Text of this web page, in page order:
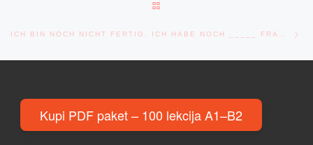
ICH BIN NOCH NICHT FERTIG, ICH HABE NOCH _____ FRAGEN.
Kupi PDF paket – 100 lekcija A1–B2